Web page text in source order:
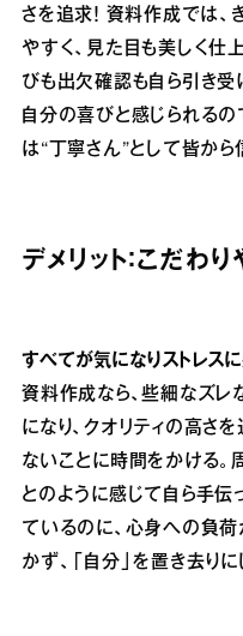
さを追求！ 資料作成では、
やすく、見た目も美しく仕
びも出欠確認も自ら引き受
自分の喜びと感じられるの
は“丁寧さん”として皆から
デメリット：こだわ
すべてが気になりストレスに
資料作成なら、些細なズ
になり、クオリティの高さ
ないことに時間をかける。
とのように感じて自ら手伝
ているのに、心身への負
かず、「自分」を置き去りに